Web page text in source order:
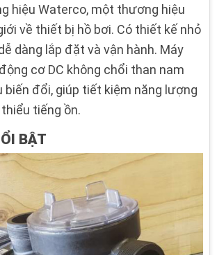
hiệu Waterco, một thương hiệu
về thiết bị hồ bơi. Có thiết kế nhỏ
dàng lắp đặt và vận hành. Máy
cơ DC không chổi than nam
biến đổi, giúp tiết kiệm năng lượng
tiếng ồn.
BẬT